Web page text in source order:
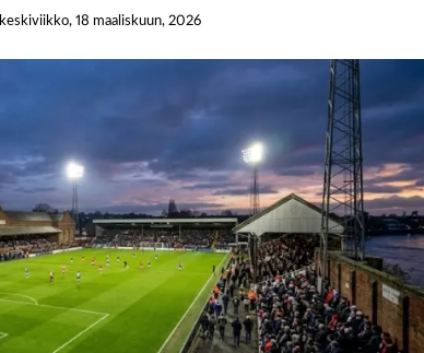
keskiviikko, 18 maaliskuun, 2026